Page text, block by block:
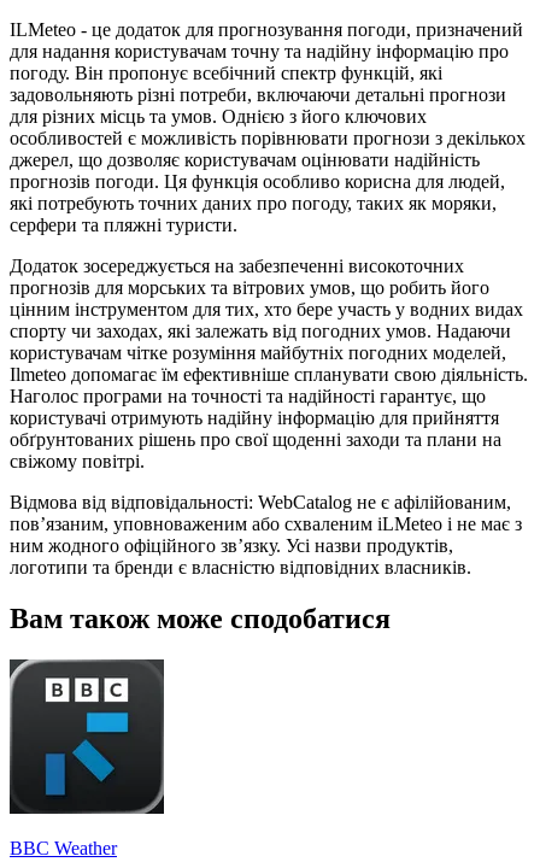
ILMeteo - це додаток для прогнозування погоди, призначений
для надання користувачам точну та надійну інформацію про
погоду. Він пропонує всебічний спектр функцій, які
задовольняють різні потреби, включаючи детальні прогнози
для різних місць та умов. Однією з його ключових
особливостей є можливість порівнювати прогнози з декількох
джерел, що дозволяє користувачам оцінювати надійність
прогнозів погоди. Ця функція особливо корисна для людей,
які потребують точних даних про погоду, таких як моряки,
серфери та пляжні туристи.
Додаток зосереджується на забезпеченні високоточних
прогнозів для морських та вітрових умов, що робить його
цінним інструментом для тих, хто бере участь у водних видах
спорту чи заходах, які залежать від погодних умов. Надаючи
користувачам чітке розуміння майбутніх погодних моделей,
Ilmeteo допомагає їм ефективніше спланувати свою діяльність.
Наголос програми на точності та надійності гарантує, що
користувачі отримують надійну інформацію для прийняття
обґрунтованих рішень про свої щоденні заходи та плани на
свіжому повітрі.
Відмова від відповідальності: WebCatalog не є афілійованим,
пов’язаним, уповноваженим або схваленим iLMeteo і не має з
ним жодного офіційного зв’язку. Усі назви продуктів,
логотипи та бренди є власністю відповідних власників.
Вам також може сподобатися
BBC Weather